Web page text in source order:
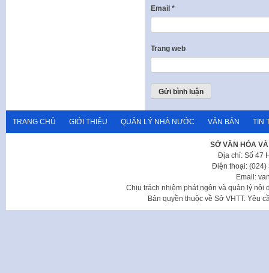
Email *
Trang web
TRANG CHỦ GIỚI THIỆU QUẢN LÝ NHÀ NƯỚC VĂN BẢN TIN
SỞ VĂN HÓA
Địa chỉ: Số 47
Điện thoại: (024)
Email:
Chịu trách nhiệm phát ngôn và quản lý nội
Bản quyền thuộc về Sở VHTT. Yêu